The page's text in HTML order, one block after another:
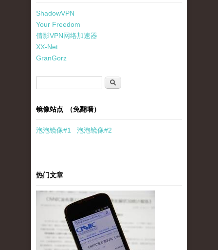
ShadowVPN
Your Freedom
倩影VPN网络加速器
XX-Net
GranGorz
搜索
镜像站点 （免翻墙）
泡泡镜像#1 泡泡镜像#2
热门文章